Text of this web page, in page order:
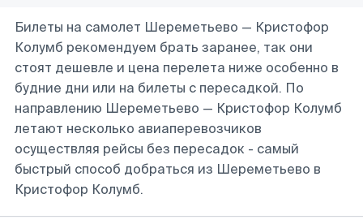
Билеты на самолет Шереметьево — Кристофор
Колумб рекомендуем брать заранее, так они
стоят дешевле и цена перелета ниже особенно в
будние дни или на билеты с пересадкой. По
направлению Шереметьево — Кристофор Колумб
летают несколько авиаперевозчиков
осуществляя рейсы без пересадок - самый
быстрый способ добраться из Шереметьево в
Кристофор Колумб.